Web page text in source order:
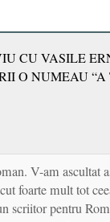
CU VASILE
O NUMEAU
V-am ascultat
foarte mult tot
scriitor pentru